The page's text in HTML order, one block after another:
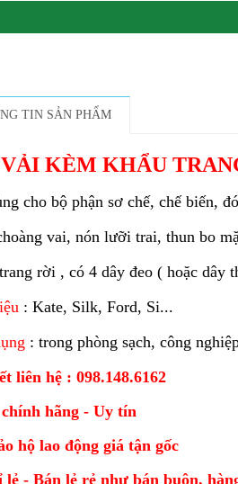
TIN SẢN PHẨM
KÈM KHẨU
cho bộ phận sơ chế, chế biến,
vai, nón lưỡi trai, thun bo
rời , có 4 dây đeo ( hoặc dây
: Kate, Silk, Ford, Si...
: trong phòng sạch, công
liên hệ : 098.148.6162
hãng - Uy tín
hộ lao động giá tận gốc
lẻ - Bán lẻ rẻ như bán buôn,